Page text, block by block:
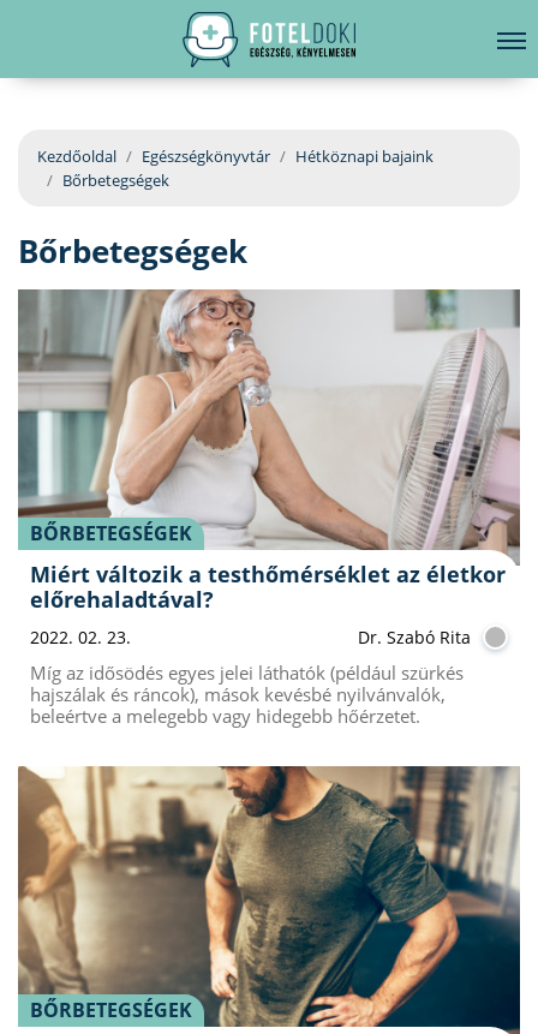
EGÉSZSÉGKÖNYVTÁR
BETEGSÉGKALAUZ
ÜGYELETKERESŐ
ORVOS VÁLASZOL
ORVOSKERESŐ
hirdetés
Kezdőoldal Egészségkönyvtár
Hétköznapi bajaink
Bőrbetegségek
Bőrbetegségek
BŐRBETEGSÉGEK
Miért változik a testhőmérséklet az életkor
előrehaladtával?
2022. 02. 23. Dr. Szabó Rita
Míg az idősödés egyes jelei láthatók (például szürkés
hajszálak és ráncok), mások kevésbé nyilvánvalók,
beleértve a melegebb vagy hidegebb hőérzetet.
BŐRBETEGSÉGEK